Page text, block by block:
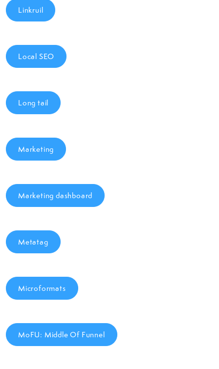
Linkruil
Local SEO
Long tail
Marketing
Marketing dashboard
Metatag
Microformats
MoFU: Middle Of Funnel